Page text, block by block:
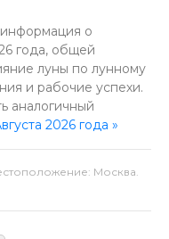
о
года, общей
луны по лунному
и рабочие успехи.
аналогичный
2026 года »
Москва.